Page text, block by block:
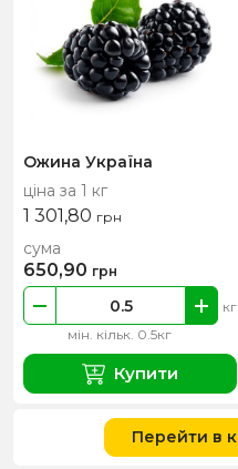
Ожина Україна
ціна за 1 кг
1 301,80 грн
мін. кільк. 0.5кг
кг
сума
650,90 грн
Купити
Перейти в